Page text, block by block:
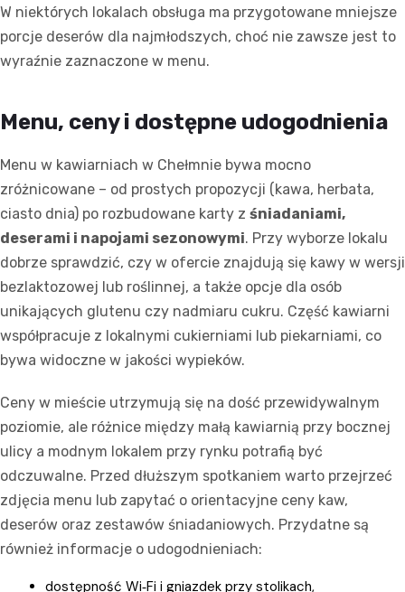
W niektórych lokalach obsługa ma przygotowane mniejsze
porcje deserów dla najmłodszych, choć nie zawsze jest to
wyraźnie zaznaczone w menu.
Menu, ceny i dostępne udogodnienia
Menu w kawiarniach w Chełmnie bywa mocno
zróżnicowane – od prostych propozycji (kawa, herbata,
ciasto dnia) po rozbudowane karty z śniadaniami,
deserami i napojami sezonowymi. Przy wyborze lokalu
dobrze sprawdzić, czy w ofercie znajdują się kawy w wersji
bezlaktozowej lub roślinnej, a także opcje dla osób
unikających glutenu czy nadmiaru cukru. Część kawiarni
współpracuje z lokalnymi cukierniami lub piekarniami, co
bywa widoczne w jakości wypieków.
Ceny w mieście utrzymują się na dość przewidywalnym
poziomie, ale różnice między małą kawiarnią przy bocznej
ulicy a modnym lokalem przy rynku potrafią być
odczuwalne. Przed dłuższym spotkaniem warto przejrzeć
zdjęcia menu lub zapytać o orientacyjne ceny kaw,
deserów oraz zestawów śniadaniowych. Przydatne są
również informacje o udogodnieniach:
dostępność Wi‑Fi i gniazdek przy stolikach,